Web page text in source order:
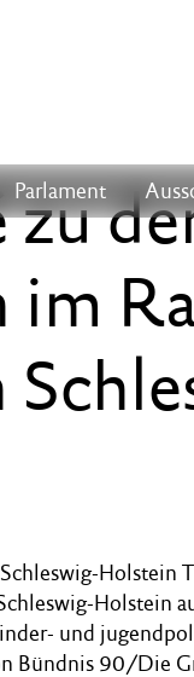
Parlament
zu
im
Holstein
Holstein
und
Bündnis 90/Die